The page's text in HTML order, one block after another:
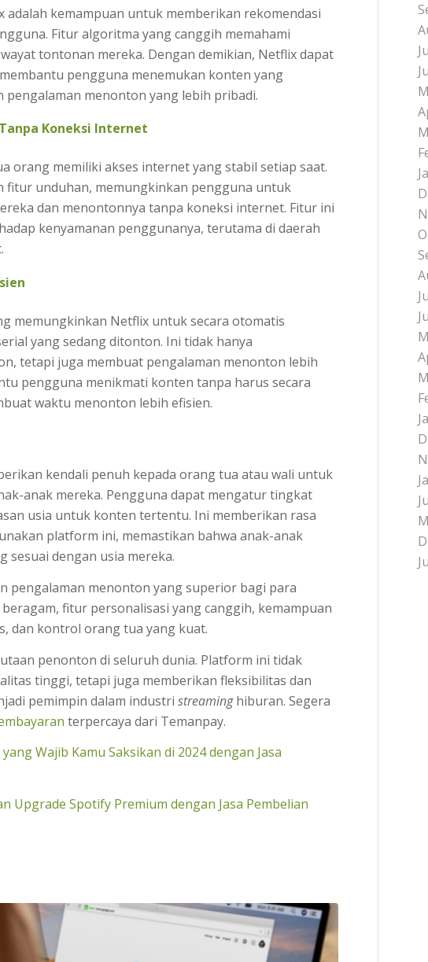
kemampuan untuk memberikan rekomendasi
Fitur algoritma yang canggih memahami
tontonan mereka. Dengan demikian, Netflix dapat
pengguna menemukan konten yang
menonton yang lebih pribadi.
Koneksi Internet
orang memiliki akses internet yang stabil setiap saat.
fitur unduhan, memungkinkan pengguna untuk
dan menontonnya tanpa koneksi internet. Fitur ini
kenyamanan penggunanya, terutama di daerah
memungkinkan Netflix untuk secara otomatis
yang sedang ditonton. Ini tidak hanya
tetapi juga membuat pengalaman menonton lebih
pengguna menikmati konten tanpa harus secara
waktu menonton lebih efisien.
kendali penuh kepada orang tua atau wali untuk
anak mereka. Pengguna dapat mengatur tingkat
usia untuk konten tertentu. Ini memberikan rasa
platform ini, memastikan bahwa anak-anak
sesuai dengan usia mereka.
pengalaman menonton yang superior bagi para
fitur personalisasi yang canggih, kemampuan
dan kontrol orang tua yang kuat.
penonton di seluruh dunia. Platform ini tidak
tinggi, tetapi juga memberikan fleksibilitas dan
pemimpin dalam industri streaminghiburan. Segera
terpercaya dari Temanpay.
Wajib Kamu Saksikan di 2024 dengan Jasa
Upgrade Spotify Premium dengan Jasa Pembelian